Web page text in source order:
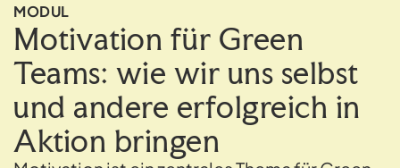
MODUL
Motivation für Green
Teams: wie wir uns selbst
und andere erfolgreich in
Aktion bringen